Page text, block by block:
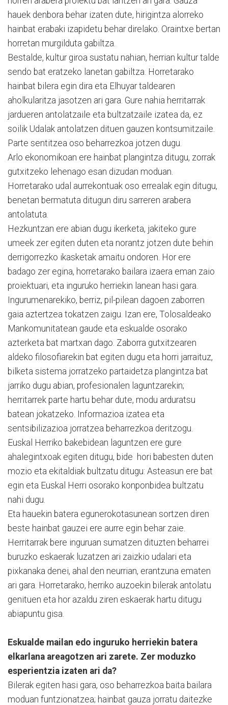
hauek denbora behar izaten dute, hirigintza alorreko
hainbat erabaki izapidetu behar direlako. Oraintxe bertan
horretan murgilduta gabiltza.
Bestalde, kultur giroa sustatu nahian, herrian kultur talde
sendo bat eratzeko lanetan gabiltza. Horretarako
hainbat bilera egin dira eta Elhuyar taldearen
aholkularitza jasotzen ari gara. Gure nahia herritarrak
jardueren antolatzaile eta bultzatzaile izatea da, ez
soilik Udalak antolatzen dituen gauzen kontsumitzaile.
Parte sentitzea oso beharrezkoa jotzen dugu.
Arlo ekonomikoan ere hainbat plangintza ditugu, zorrak
gutxitzeko lehenago esan dizudan moduan.
Horretarako udal aurrekontuak oso errealak egin ditugu,
benetan bermatuta ditugun diru sarreren arabera
antolatuta.
Hezkuntzan ere abian dugu ikerketa, jakiteko gure
umeek zer egiten duten eta norantz jotzen dute behin
derrigorrezko ikasketak amaitu ondoren. Hor ere
badago zer egina, horretarako bailara izaera eman zaio
proiektuari, eta inguruko herriekin lanean hasi gara.
Ingurumenarekiko, berriz, pil-pilean dagoen zaborren
gaia aztertzea tokatzen zaigu. Izan ere, Tolosaldeako
Mankomunitatean gaude eta eskualde osorako
azterketa bat martxan dago. Zaborra gutxitzearen
aldeko filosofiarekin bat egiten dugu eta horri jarraituz,
bilketa sistema jorratzeko partaidetza plangintza bat
jarriko dugu abian, profesionalen laguntzarekin;
herritarrek parte hartu behar dute, modu arduratsu
batean jokatzeko. Informazioa izatea eta
sentsibilizazioa jorratzea beharrezkoa deritzogu.
Euskal Herriko bakebidean laguntzen ere gure
ahalegintxoak egiten ditugu, bide hori babesten duten
mozio eta ekitaldiak bultzatu ditugu: Asteasun ere bat
egin eta Euskal Herri osorako konponbidea bultzatu
nahi dugu.
Eta hauekin batera egunerokotasunean sortzen diren
beste hainbat gauzei ere aurre egin behar zaie.
Herritarrak bere inguruan sumatzen dituzten beharrei
buruzko eskaerak luzatzen ari zaizkio udalari eta
pixkanaka denei, ahal den neurrian, erantzuna ematen
ari gara. Horretarako, herriko auzoekin bilerak antolatu
genituen eta hor azaldu ziren eskaerak hartu ditugu
abiapuntu gisa.
Eskualde mailan edo inguruko herriekin batera
elkarlana areagotzen ari zarete. Zer moduzko
esperientzia izaten ari da?
Bilerak egiten hasi gara, oso beharrezkoa baita bailara
moduan funtzionatzea; hainbat gauza jorratu daitezke